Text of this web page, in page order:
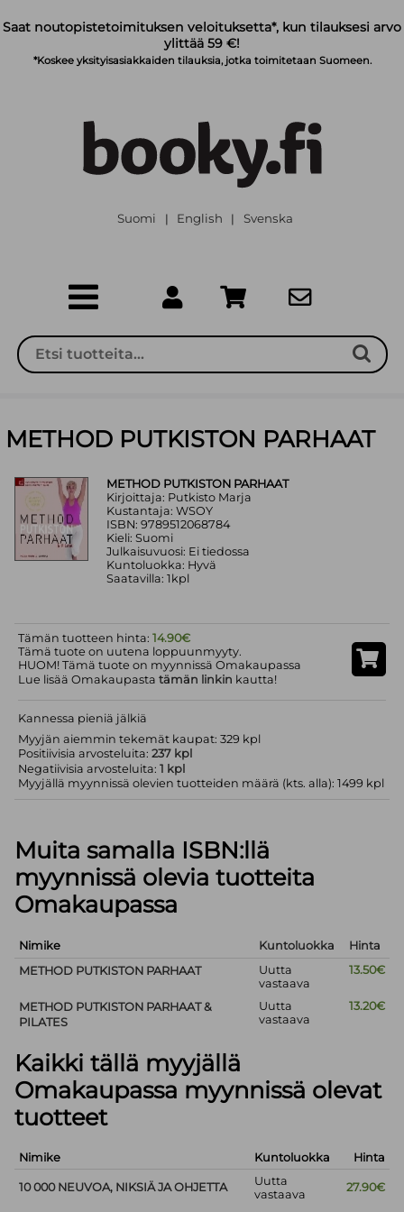
Saat noutopistetoimituksen veloituksetta*, kun tilauksesi arvo
ylittää 59 €!
*Koskee yksityisasiakkaiden tilauksia, jotka toimitetaan Suomeen.
Suomi | English | Svenska
METHOD PUTKISTON PARHAAT
METHOD PUTKISTON PARHAAT
Kirjoittaja: Putkisto Marja
Kustantaja: WSOY
ISBN: 9789512068784
Kieli: Suomi
Julkaisuvuosi: Ei tiedossa
Kuntoluokka: Hyvä
Saatavilla: 1kpl
Tämän tuotteen hinta:14.90€
Tämä tuote on uutena loppuunmyyty.
HUOM! Tämä tuote on myynnissä Omakaupassa
Lue lisää Omakaupastatämän linkin kautta!
Kannessa pieniä jälkiä
Myyjän aiemmin tekemät kaupat: 329 kpl
Positiivisia arvosteluita:237 kpl
Negatiivisia arvosteluita:1 kpl
Myyjällä myynnissä olevien tuotteiden määrä (kts. alla): 1499 kpl
Muita samalla ISBN:llä
myynnissä olevia tuotteita
Omakaupassa
Nimike Kuntoluokka
Hinta
METHOD PUTKISTON PARHAAT
Uutta
vastaava
13.50€
METHOD PUTKISTON PARHAAT &
PILATES
Uutta
vastaava
13.20€
Kaikki tällä myyjällä
Omakaupassa myynnissä olevat
tuotteet
Nimike Kuntoluokka Hinta
10 000 NEUVOA, NIKSIÄ JA OHJETTA
Uutta
vastaava
27.90€